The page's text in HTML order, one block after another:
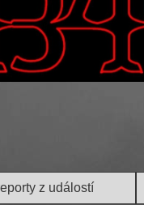
z událostí